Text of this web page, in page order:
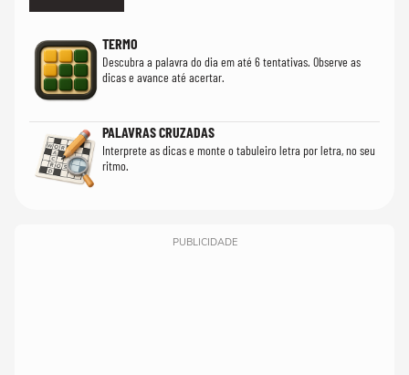
TERMO
Descubra a palavra do dia em até 6 tentativas. Observe as
dicas e avance até acertar.
PALAVRAS CRUZADAS
Interprete as dicas e monte o tabuleiro letra por letra, no seu
ritmo.
PUBLICIDADE